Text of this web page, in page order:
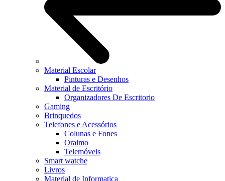
Material Escolar
Pinturas e Desenhos
Material de Escritório
Organizadores De Escritorio
Gaming
Brinquedos
Telefones e Acessórios
Colunas e Fones
Oraimo
Telemóveis
Smart watche
Livros
Material de Informatica